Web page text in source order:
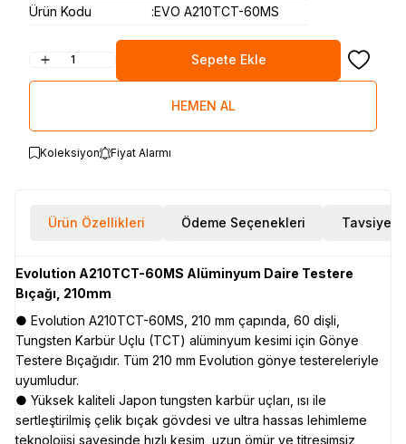
Ürün Kodu
:EVO A210TCT-60MS
Sepete Ekle Favoriye
HEMEN AL
Koleksiyon Fiyat Alarmı
Ürün Özellikleri Ödeme Seçenekleri Tavsiye Et
Evolution A210TCT-60MS Alüminyum Daire Testere
Bıçağı, 210mm
● Evolution A210TCT-60MS, 210 mm çapında, 60 dişli,
Tungsten Karbür Uçlu (TCT) alüminyum kesimi için Gönye
Testere Bıçağıdır. Tüm 210 mm Evolution gönye testereleriyle
uyumludur.
● Yüksek kaliteli Japon tungsten karbür uçları, ısı ile
sertleştirilmiş çelik bıçak gövdesi ve ultra hassas lehimleme
teknolojisi sayesinde hızlı kesim, uzun ömür ve titreşimsiz